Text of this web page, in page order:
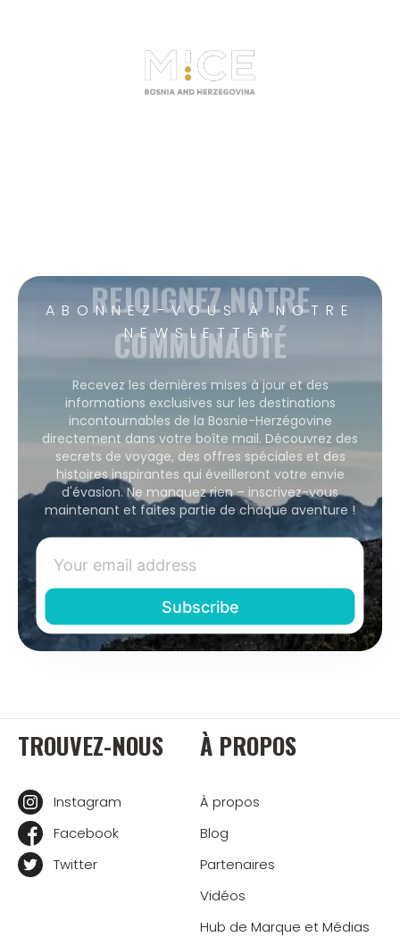
ABONNEZ-VOUS À NOTRE
NEWSLETTER
REJOIGNEZ NOTRE
COMMUNAUTÉ
Recevez les dernières mises à jour et des
informations exclusives sur les destinations
incontournables de la Bosnie-Herzégovine
directement dans votre boîte mail. Découvrez des
secrets de voyage, des offres spéciales et des
histoires inspirantes qui éveilleront votre envie
d'évasion. Ne manquez rien – inscrivez-vous
maintenant et faites partie de chaque aventure !
TROUVEZ-NOUS
Instagram
Facebook
Twitter
À PROPOS
À propos
Blog
Partenaires
Vidéos
Hub de Marque et Médias